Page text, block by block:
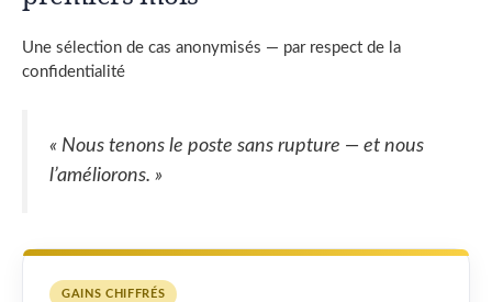
Une sélection de cas anonymisés — par respect de la
confidentialité
« Nous tenons le poste sans rupture — et nous
l’améliorons. »
GAINS CHIFFRÉS